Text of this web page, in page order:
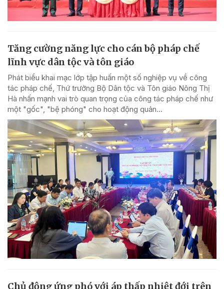
Tăng cường năng lực cho cán bộ pháp chế
lĩnh vực dân tộc và tôn giáo
Phát biểu khai mạc lớp tập huấn một số nghiệp vụ về công
tác pháp chế, Thứ trưởng Bộ Dân tộc và Tôn giáo Nông Thị
Hà nhấn mạnh vai trò quan trọng của công tác pháp chế như
một "gốc", "bệ phóng" cho hoạt động quản...
Chủ động ứng phó với áp thấp nhiệt đới trên